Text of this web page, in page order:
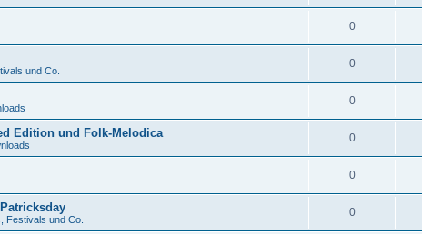
0
und Co.
0
0
Edition und Folk-Melodica 0
0
Patricksday
Festivals und Co.
0